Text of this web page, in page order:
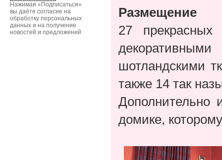
Нажимая «Подписаться»
вы даёте согласие на
обработку персональных
данных и на получение
новостей и предложений
Размещение
27
шотландскими
также 14 так
Дополнительно
домике,